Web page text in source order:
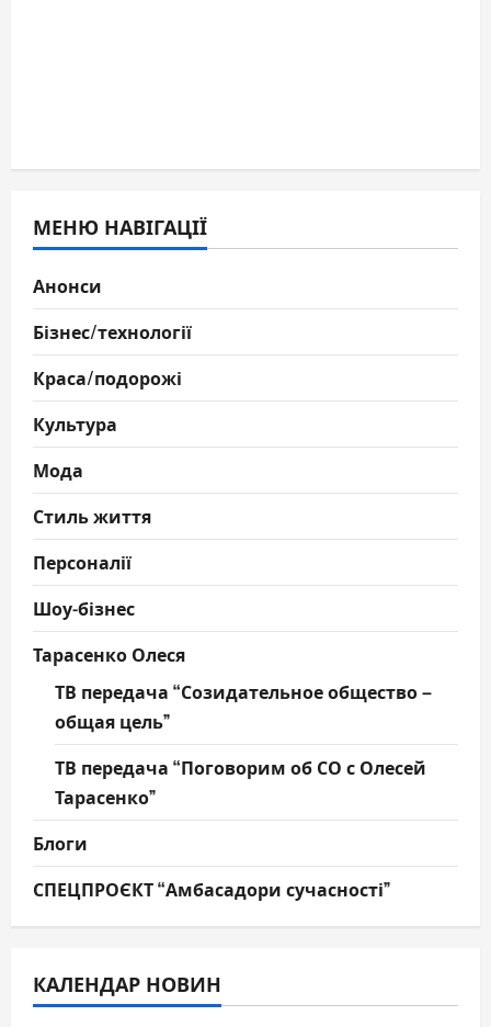
МЕНЮ НАВІГАЦІЇ
Анонси
Бізнес/технології
Краса/подорожі
Культура
Мода
Стиль життя
Персоналії
Шоу-бізнес
Тарасенко Олеся
ТВ передача “Созидательное общество –
общая цель”
ТВ передача “Поговорим об СО с Олесей
Тарасенко”
Блоги
СПЕЦПРОЄКТ “Амбасадори сучасності”
КАЛЕНДАР НОВИН